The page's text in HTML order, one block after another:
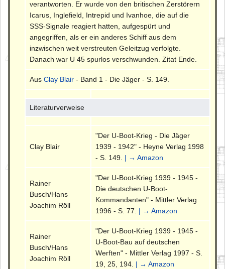
verantworten. Er wurde von den britischen Zerstörern
Icarus, Inglefield, Intrepid und Ivanhoe, die auf die
SSS-Signale reagiert hatten, aufgespürt und
angegriffen, als er ein anderes Schiff aus dem
inzwischen weit verstreuten Geleitzug verfolgte.
Danach war U 45 spurlos verschwunden. Zitat Ende.
AusClay Blair - Band 1 - Die Jäger - S. 149.
Literaturverweise
Clay Blair
"Der U-Boot-Krieg - Die Jäger
1939 - 1942" - Heyne Verlag 1998
- S. 149. | → Amazon
Rainer
Busch/Hans
Joachim Röll
"Der U-Boot-Krieg 1939 - 1945 -
Die deutschen U-Boot-
Kommandanten" - Mittler Verlag
1996 - S. 77. | → Amazon
Rainer
Busch/Hans
Joachim Röll
"Der U-Boot-Krieg 1939 - 1945 -
U-Boot-Bau auf deutschen
Werften" - Mittler Verlag 1997 - S.
19, 25, 194. | → Amazon